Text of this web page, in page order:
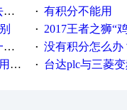
· 有积分不能用
· 2017王者之狮“鸡”情签到
· 没有积分怎么办
！ · 台达plc与三菱